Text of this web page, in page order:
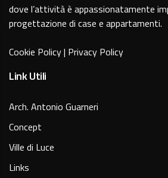
dove l’attività è appassionatamente
progettazione di case e appartamenti.
Cookie Policy| Privacy Policy
Link Utili
Arch. Antonio Guarneri
Concept
Ville di Luce
Links